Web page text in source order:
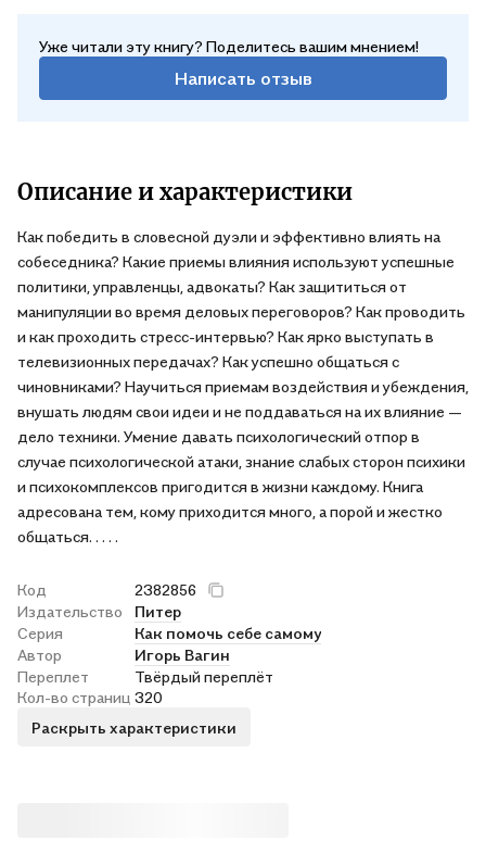
Уже читали эту книгу? Поделитесь вашим мнением!
Написать отзыв
Описание и характеристики
Как победить в словесной дуэли и эффективно влиять на
собеседника? Какие приемы влияния используют успешные
политики, управленцы, адвокаты? Как защититься от
манипуляции во время деловых переговоров? Как проводить
и как проходить стресс-интервью? Как ярко выступать в
телевизионных передачах? Как успешно общаться с
чиновниками? Научиться приемам воздействия и убеждения,
внушать людям свои идеи и не поддаваться на их влияние —
дело техники. Умение давать психологический отпор в
случае психологической атаки, знание слабых сторон психики
и психокомплексов пригодится в жизни каждому. Книга
адресована тем, кому приходится много, а порой и жестко
общаться. . . . .
Код
2382856
Издательство
Питер
Серия
Как помочь себе самому
Автор
Игорь Вагин
Переплет
Твёрдый переплёт
Кол-во страниц 320
Раскрыть характеристики